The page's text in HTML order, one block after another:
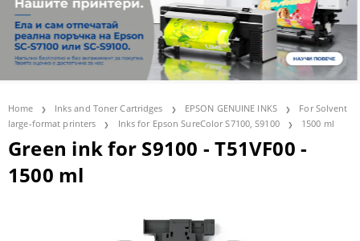
Home Inks and Toner Cartridges EPSON GENUINE INKS
For Solvent
large-format printers
Inks for Epson SureColor S7100, S9100 1500 ml
Green ink for S9100 - T51VF00 -
1500 ml